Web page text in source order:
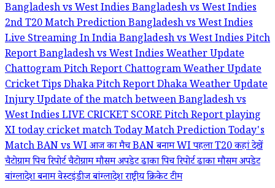
Bangladesh vs West IndiesBangladesh vs West Indies
2nd T20 Match PredictionBangladesh vs West Indies
Live Streaming In IndiaBangladesh vs West Indies Pitch
ReportBangladesh vs West Indies Weather Update
Chattogram Pitch ReportChattogram Weather Update
Cricket TipsDhaka Pitch ReportDhaka Weather Update
Injury Update of the match between Bangladesh vs
West IndiesLIVE CRICKET SCOREPitch Reportplaying
XItoday cricket matchToday Match PredictionToday's
Match BAN vs WIआज का मैच BAN बनाम WI पहला T20 कहां देखें
चैटोग्राम पिच रिपोर्टचैटोग्राम मौसम अपडेटढाका पिच रिपोर्टढाका मौसम अपडेट
बांग्लादेश बनाम वेस्टइंडीजबांग्लादेश राष्ट्रीय क्रिकेट टीम